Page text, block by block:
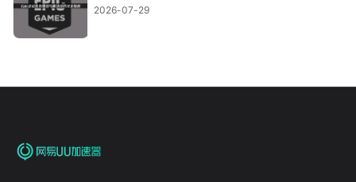
2026-07-29